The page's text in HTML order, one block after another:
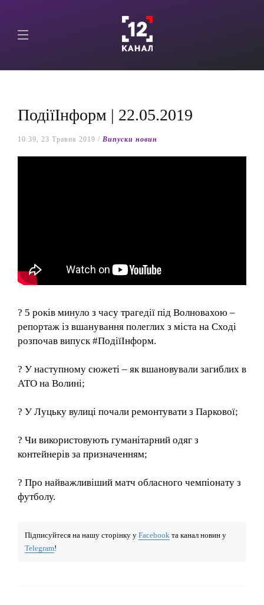
ПодіїІнформ | 22.05.2019
10:39, 23 Травня 2019 / Випуски новин
? 5 років минуло з часу трагедії під Волновахою –
репортаж із вшанування полеглих з міста на Сході
розпочав випуск#ПодіїІнформ.
? У наступному сюжеті – як вшановували загиблих в
АТО на Волині;
? У Луцьку вулиці почали ремонтувати з Паркової;
? Чи використовують гуманітарний одяг з
контейнерів за призначенням;
? Про найважливіший матч обласного чемпіонату з
футболу.
Підписуйтеся на нашу сторінку у Facebook та канал новин у
Telegram!